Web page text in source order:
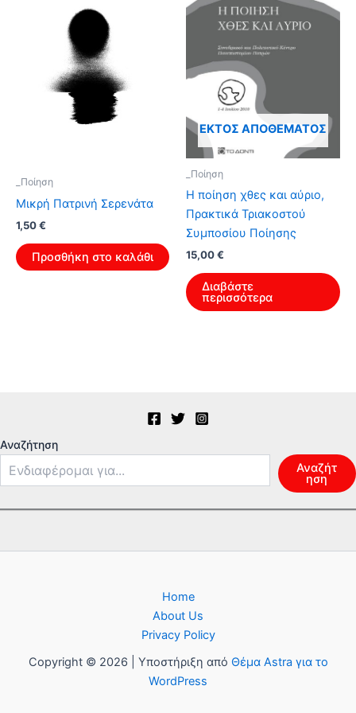
_Ποίηση
Μικρή Πατρινή Σερενάτα
Original
was:
2,40 €.
1,50€
τιμή
είναι:
Προσθήκη στο καλάθι
ΕΚΤΌΣ ΑΠΟΘΈΜΑΤΟΣ
_Ποίηση
Η ποίηση χθες και αύριο,
Πρακτικά Τριακοστού
Συμποσίου Ποίησης
15,00€
Διαβάστε
περισσότερα
Αναζήτηση
Αναζήτ
ηση
Home
About Us
Privacy Policy
Copyright © 2026 | Υποστήριξη από Θέμα Astra για το
WordPress